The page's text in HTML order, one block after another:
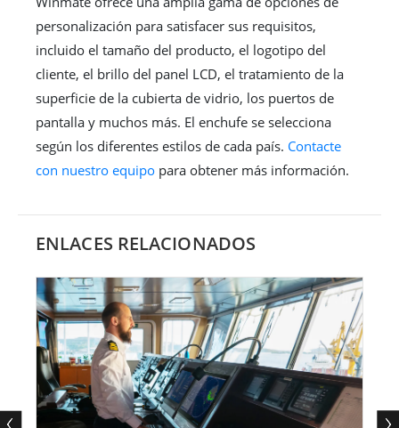
personalización para satisfacer sus requisitos,
incluido el tamaño del producto, el logotipo del
cliente, el brillo del panel LCD, el tratamiento de la
superficie de la cubierta de vidrio, los puertos de
pantalla y muchos más. El enchufe se selecciona
según los diferentes estilos de cada país. Contacte
con nuestro equipo para obtener más información.
ENLACES RELACIONADOS